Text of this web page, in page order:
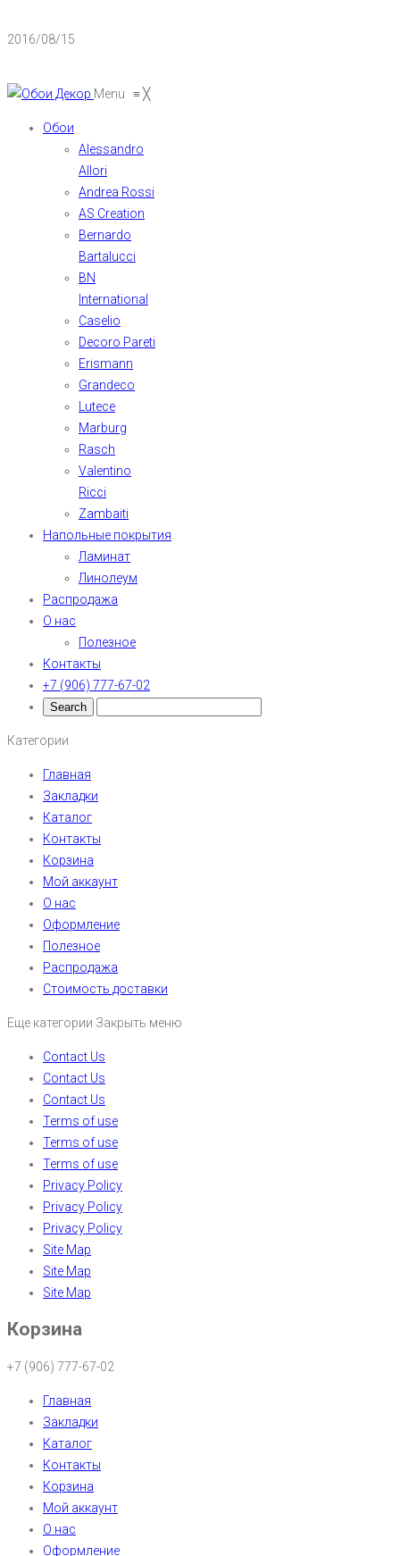
2016/08/15
Menu ≡╳
Обои
Alessandro
Allori
Andrea Rossi
AS Creation
Bernardo
Bartalucci
BN
International
Caselio
Decoro Pareti
Erismann
Grandeco
Lutece
Marburg
Rasch
Valentino
Ricci
Zambaiti
Напольные покрытия
Ламинат
Линолеум
Распродажа
О нас
Полезное
Контакты
+7 (906) 777-67-02
Категории
Главная
Закладки
Каталог
Контакты
Корзина
Мой аккаунт
О нас
Оформление
Полезное
Распродажа
Стоимость доставки
Еще категории Закрыть меню
Contact Us
Contact Us
Contact Us
Terms of use
Terms of use
Terms of use
Privacy Policy
Privacy Policy
Privacy Policy
Site Map
Site Map
Site Map
Корзина
+7 (906) 777-67-02
Главная
Закладки
Каталог
Контакты
Корзина
Мой аккаунт
О нас
Оформление